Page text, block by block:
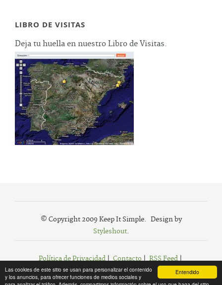
Entendido
Las cookies de este sitio se usan para personalizar el contenido
y los anuncios, para ofrecer funciones de medios sociales y
LIBRO DE VISITAS
Deja tu huella en nuestro Libro de Visitas.
© Copyright 2009 Keep It Simple. Design by
Styleshout.
Política de Privacidad| Contacto| RSS Feed|
Agregar a Favoritos